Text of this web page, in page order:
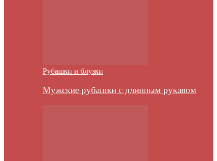
Рубашки и блузки
Мужские рубашки с длинным рукавом